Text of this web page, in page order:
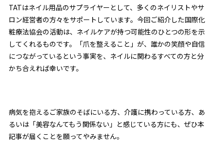
TATはネイル用品のサプライヤーとして、多くのネイリストやサ
ロン経営者の方々をサポートしています。今回ご紹介した国際化
粧療法協会の活動は、ネイルケアが持つ可能性のひとつの形を示
してくれるものです。「爪を整えること」が、誰かの笑顔や自信
につながっているという事実を、ネイルに関わるすべての方と分
かち合えれば幸いです。
病気を抱えるご家族のそばにいる方、介護に携わっている方、あ
るいは「美容なんてもう関係ない」と感じている方にも、ぜひ本
記事が届くことを願ってやみません。